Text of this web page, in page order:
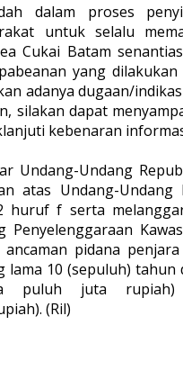
dalam proses
untuk selalu
Cukai Batam
yang
adanya dugaan/
silakan dapat
kebenaran
Undang-Undang
atas Undang-
huruf f serta
pidana
10 (sepuluh) tahun
puluh juta
(Ril)